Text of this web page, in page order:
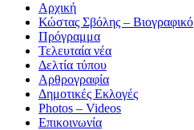
Αρχική
Κώστας Σβόλης – Βιογραφικό
Πρόγραμμα
Τελευταία νέα
Δελτία τύπου
Αρθρογραφία
Δημοτικές Εκλογές
Photos – Videos
Επικοινωνία